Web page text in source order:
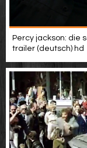
Percy jackson: die
trailer (deutsch) hd